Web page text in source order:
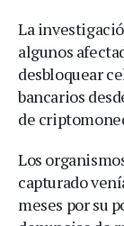
La
algunos
desbloquear
bancarios
de
Los
capturado
meses por su